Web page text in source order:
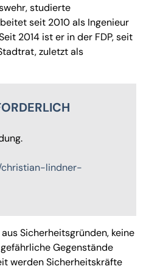
studierte
seit 2010 als Ingenieur
2014 ist er in der FDP, seit
zuletzt als
lindner-
Sicherheitsgründen, keine
Gegenstände
werden Sicherheitskräfte